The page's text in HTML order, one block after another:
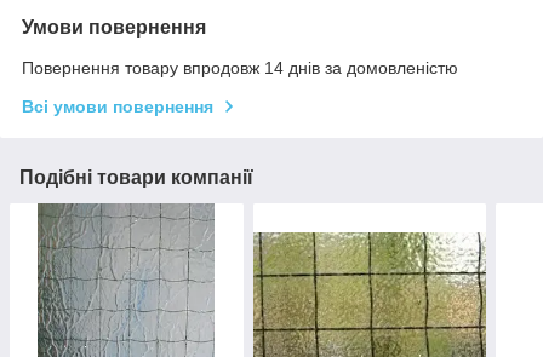
Умови повернення
Повернення товару впродовж 14 днів за домовленістю
Всі умови повернення
Подібні товари компанії